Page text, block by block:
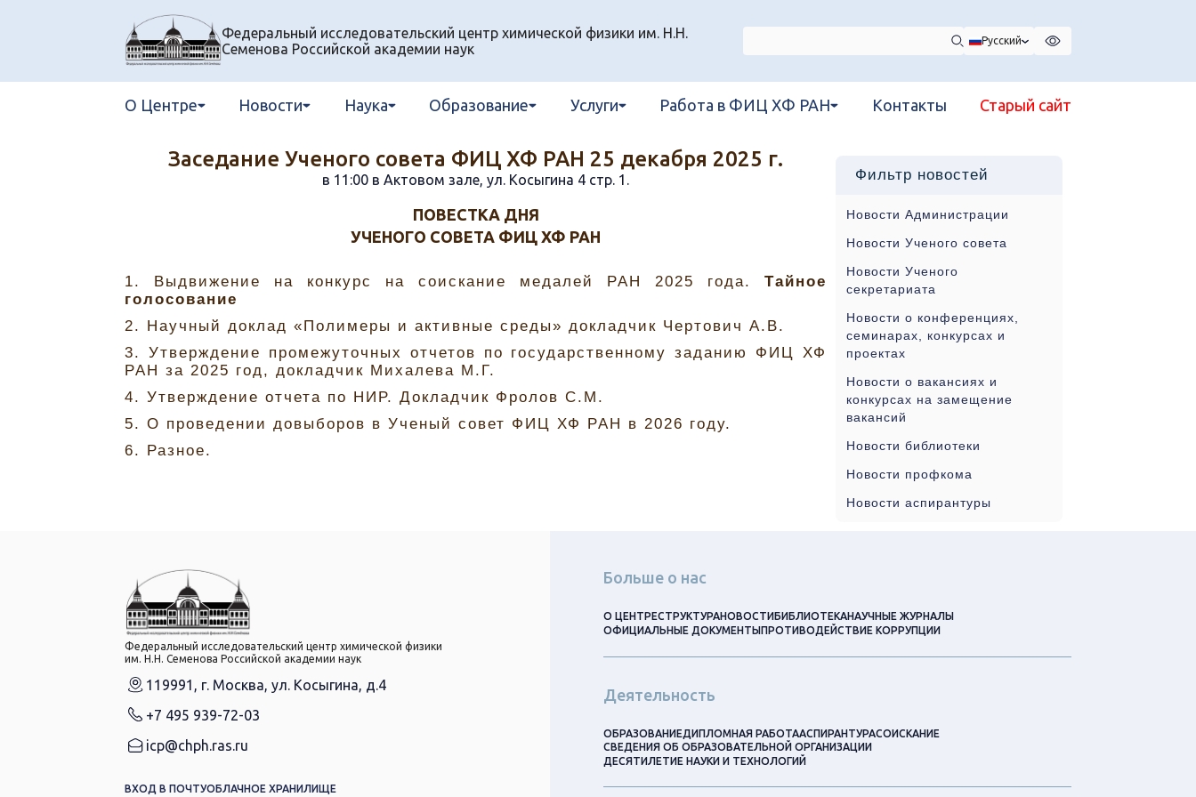
Федеральный исследовательский центр химической физики им. Н.Н.
Семенова Российской академии наук
Русский
О Центре Новости Наука Образование Услуги Работа в ФИЦ ХФ РАН Контакты Старый сайт
Заседание Ученого совета ФИЦ ХФ РАН 25 декабря 2025 г.
в 11:00 в Актовом зале, ул. Косыгина 4 стр. 1.
ПОВЕСТКА ДНЯ
УЧЕНОГО СОВЕТА ФИЦ ХФ РАН
1. Выдвижение на конкурс на соискание медалей РАН 2025 года. Тайное
голосование
2. Научный доклад «Полимеры и активные среды» докладчик Чертович А.В.
3. Утверждение промежуточных отчетов по государственному заданию ФИЦ ХФ
РАН за 2025 год, докладчик Михалева М.Г.
4. Утверждение отчета по НИР. Докладчик Фролов С.М.
5. О проведении довыборов в Ученый совет ФИЦ ХФ РАН в 2026 году.
6. Разное.
Фильтр новостей
Новости Администрации
Новости Ученого совета
Новости Ученого
секретариата
Новости о конференциях,
семинарах, конкурсах и
проектах
Новости о вакансиях и
конкурсах на замещение
вакансий
Новости библиотеки
Новости профкома
Новости аспирантуры
Федеральный исследовательский центр химической физики
им. Н.Н. Семенова Российской академии наук
119991, г. Москва, ул. Косыгина, д.4
+7 495 939-72-03
icp@chph.ras.ru
ВХОД В ПОЧТУОБЛАЧНОЕ ХРАНИЛИЩЕ
Больше о нас
О ЦЕНТРЕСТРУКТУРАНОВОСТИБИБЛИОТЕКАНАУЧНЫЕ ЖУРНАЛЫ
ОФИЦИАЛЬНЫЕ ДОКУМЕНТЫПРОТИВОДЕЙСТВИЕ КОРРУПЦИИ
Деятельность
ОБРАЗОВАНИЕДИПЛОМНАЯ РАБОТААСПИРАНТУРАСОИСКАНИЕ
СВЕДЕНИЯ ОБ ОБРАЗОВАТЕЛЬНОЙ ОРГАНИЗАЦИИ
ДЕСЯТИЛЕТИЕ НАУКИ И ТЕХНОЛОГИЙ